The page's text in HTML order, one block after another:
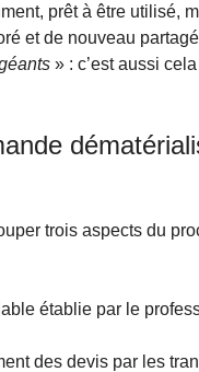
prêt à être utilisé,
et de nouveau
» : c’est aussi
trois aspects du
établie par le
des devis par les